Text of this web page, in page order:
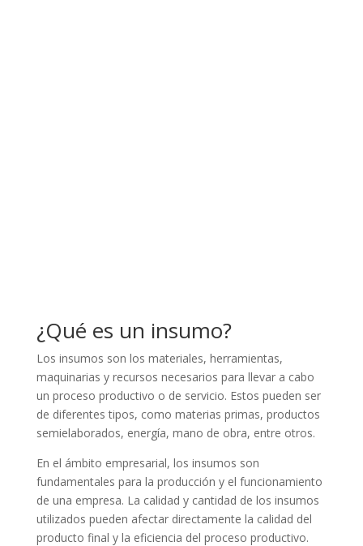
¿Qué es un insumo?
Los insumos son los materiales, herramientas,
maquinarias y recursos necesarios para llevar a cabo
un proceso productivo o de servicio. Estos pueden ser
de diferentes tipos, como materias primas, productos
semielaborados, energía, mano de obra, entre otros.
En el ámbito empresarial, los insumos son
fundamentales para la producción y el funcionamiento
de una empresa. La calidad y cantidad de los insumos
utilizados pueden afectar directamente la calidad del
producto final y la eficiencia del proceso productivo.